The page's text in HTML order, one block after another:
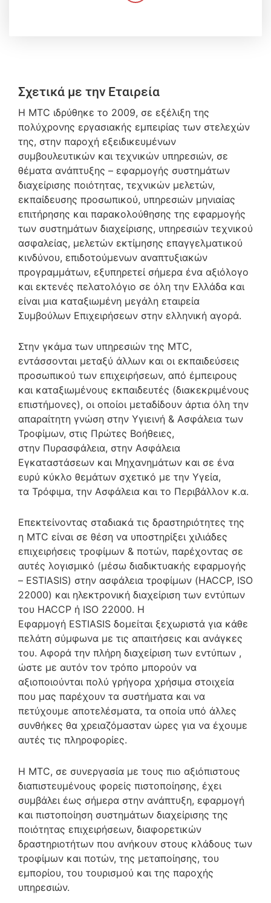
Σχετικά με την Εταιρεία
Η MTC ιδρύθηκε το 2009, σε εξέλιξη της
πολύχρονης εργασιακής εμπειρίας των στελεχών
της, στην παροχή εξειδικευμένων
συμβουλευτικών και τεχνικών υπηρεσιών, σε
θέματα ανάπτυξης – εφαρμογής συστημάτων
διαχείρισης ποιότητας, τεχνικών μελετών,
εκπαίδευσης προσωπικού, υπηρεσιών μηνιαίας
επιτήρησης και παρακολούθησης της εφαρμογής
των συστημάτων διαχείρισης, υπηρεσιών τεχνικού
ασφαλείας, μελετών εκτίμησης επαγγελματικού
κινδύνου, επιδοτούμενων αναπτυξιακών
προγραμμάτων, εξυπηρετεί σήμερα ένα αξιόλογο
και εκτενές πελατολόγιο σε όλη την Ελλάδα και
είναι μια καταξιωμένη μεγάλη εταιρεία
Συμβούλων Επιχειρήσεων στην ελληνική αγορά.
Στην γκάμα των υπηρεσιών της MTC,
εντάσσονται μεταξύ άλλων και οι εκπαιδεύσεις
προσωπικού των επιχειρήσεων, από έμπειρους
και καταξιωμένους εκπαιδευτές (διακεκριμένους
επιστήμονες), οι οποίοι μεταδίδουν άρτια όλη την
απαραίτητη γνώση στην Υγιεινή & Ασφάλεια των
Τροφίμων, στις Πρώτες Βοήθειες,
στην Πυρασφάλεια, στην Ασφάλεια
Εγκαταστάσεων και Μηχανημάτων και σε ένα
ευρύ κύκλο θεμάτων σχετικό με την Υγεία,
τα Τρόφιμα, την Ασφάλεια και το Περιβάλλον κ.α.
Επεκτείνοντας σταδιακά τις δραστηριότητες της
η MTC είναι σε θέση να υποστηρίξει χιλιάδες
επιχειρήσεις τροφίμων & ποτών, παρέχοντας σε
αυτές λογισμικό (μέσω διαδικτυακής εφαρμογής
– ESTIASIS) στην ασφάλεια τροφίμων (HACCP, ISO
22000) και ηλεκτρονική διαχείριση των εντύπων
του HACCP ή ISO 22000. Η
Εφαρμογή ESTIASIS δομείται ξεχωριστά για κάθε
πελάτη σύμφωνα με τις απαιτήσεις και ανάγκες
του. Αφορά την πλήρη διαχείριση των εντύπων ,
ώστε με αυτόν τον τρόπο μπορούν να
αξιοποιούνται πολύ γρήγορα χρήσιμα στοιχεία
που μας παρέχουν τα συστήματα και να
πετύχουμε αποτελέσματα, τα οποία υπό άλλες
συνθήκες θα χρειαζόμασταν ώρες για να έχουμε
αυτές τις πληροφορίες.
Η MTC, σε συνεργασία με τους πιο αξιόπιστους
διαπιστευμένους φορείς πιστοποίησης, έχει
συμβάλει έως σήμερα στην ανάπτυξη, εφαρμογή
και πιστοποίηση συστημάτων διαχείρισης της
ποιότητας επιχειρήσεων, διαφορετικών
δραστηριοτήτων που ανήκουν στους κλάδους των
τροφίμων και ποτών, της μεταποίησης, του
εμπορίου, του τουρισμού και της παροχής
υπηρεσιών.